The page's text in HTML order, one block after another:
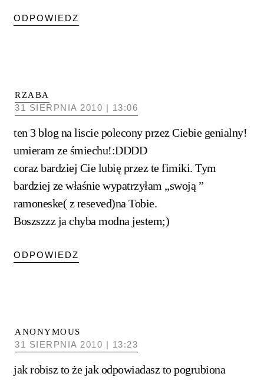
ODPOWIEDZ
RZABA
31 SIERPNIA 2010 | 13:06
ten 3 blog na liscie polecony przez Ciebie genialny!
umieram ze śmiechu!:DDDD
coraz bardziej Cie lubię przez te fimiki. Tym
bardziej ze właśnie wypatrzyłam „swoją ”
ramoneske( z reseved)na Tobie.
Boszszzz ja chyba modna jestem;)
ODPOWIEDZ
ANONYMOUS
31 SIERPNIA 2010 | 13:23
jak robisz to że jak odpowiadasz to pogrubiona